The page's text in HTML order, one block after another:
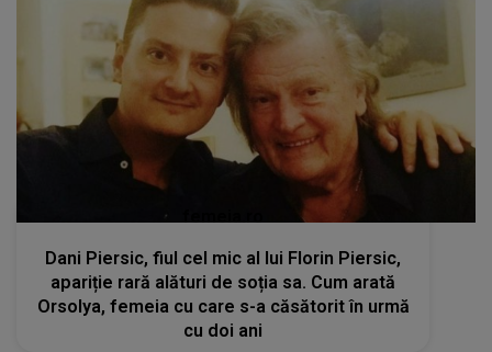
Dani Piersic, fiul cel mic al lui Florin Piersic,
apariție rară alături de soția sa. Cum arată
Orsolya, femeia cu care s-a căsătorit în urmă
cu doi ani